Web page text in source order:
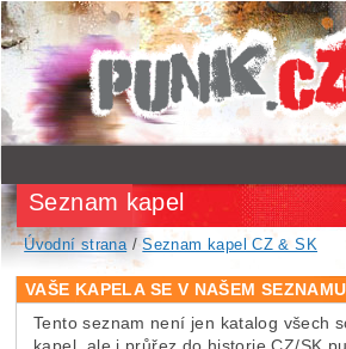
Seznam kapel
Úvodní strana/Seznam kapel CZ & SK
VAŠE KAPELA SE V NAŠEM
Tento seznam není jen katalog všech